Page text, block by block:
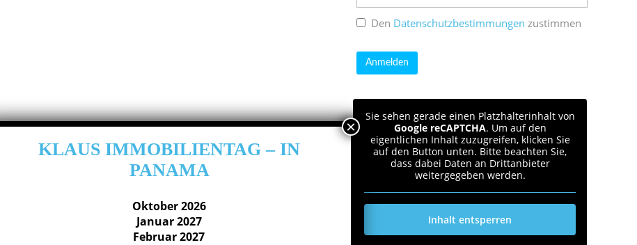
Den Datenschutzbestimmungen zustimmen
Sie sehen gerade einen Platzhalterinhalt von
Google reCAPTCHA. Um auf den
eigentlichen Inhalt zuzugreifen, klicken Sie
auf den Button unten. Bitte beachten Sie,
dass dabei Daten an Drittanbieter
weitergegeben werden.
Inhalt entsperren
KLAUS IMMOBILIENTAG – IN
PANAMA
Oktober 2026
Januar 2027
Februar 2027